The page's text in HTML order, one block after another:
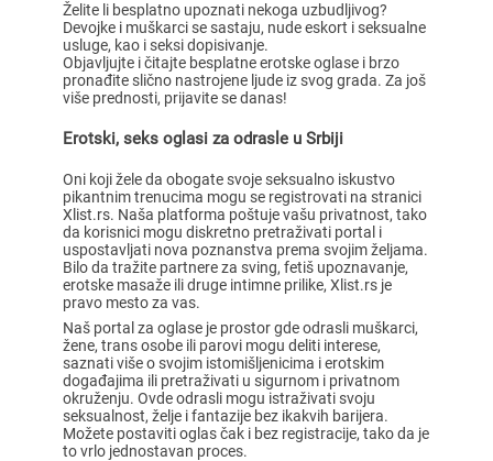
Želite li besplatno upoznati nekoga uzbudljivog?
Devojke i muškarci se sastaju, nude eskort i seksualne
usluge, kao i seksi dopisivanje.
Objavljujte i čitajte besplatne erotske oglase i brzo
pronađite slično nastrojene ljude iz svog grada. Za još
više prednosti, prijavite se danas!
Erotski, seks oglasi za odrasle u Srbiji
Oni koji žele da obogate svoje seksualno iskustvo
pikantnim trenucima mogu se registrovati na stranici
Xlist.rs. Naša platforma poštuje vašu privatnost, tako
da korisnici mogu diskretno pretraživati portal i
uspostavljati nova poznanstva prema svojim željama.
Bilo da tražite partnere za sving, fetiš upoznavanje,
erotske masaže ili druge intimne prilike, Xlist.rs je
pravo mesto za vas.
Naš portal za oglase je prostor gde odrasli muškarci,
žene, trans osobe ili parovi mogu deliti interese,
saznati više o svojim istomišljenicima i erotskim
događajima ili pretraživati u sigurnom i privatnom
okruženju. Ovde odrasli mogu istraživati svoju
seksualnost, želje i fantazije bez ikakvih barijera.
Možete postaviti oglas čak i bez registracije, tako da je
to vrlo jednostavan proces.